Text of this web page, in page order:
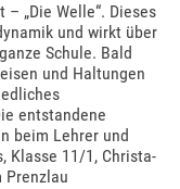
„Die Welle“. Dieses
und wirkt über
Schule. Bald
und Haltungen
entstandene
beim Lehrer und
Klasse 11/1, Christa-
Prenzlau